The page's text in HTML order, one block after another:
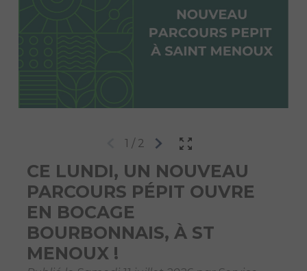
1 / 2
CE LUNDI, UN NOUVEAU
PARCOURS PÉPIT OUVRE
EN BOCAGE
BOURBONNAIS, À ST
MENOUX !